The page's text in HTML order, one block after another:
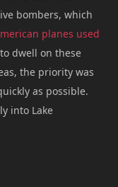
bombers, which
planes used
dwell on these
the priority was
as possible.
into Lake